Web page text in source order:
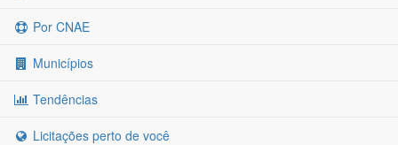
Por CNAE
Municípios
Tendências
Licitações perto de você